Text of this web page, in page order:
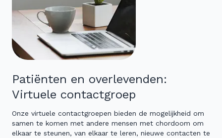
Patiënten en overlevenden:
Virtuele contactgroep
Onze virtuele contactgroepen bieden de mogelijkheid om
samen te komen met andere mensen met chordoom om
elkaar te steunen, van elkaar te leren, nieuwe contacten te